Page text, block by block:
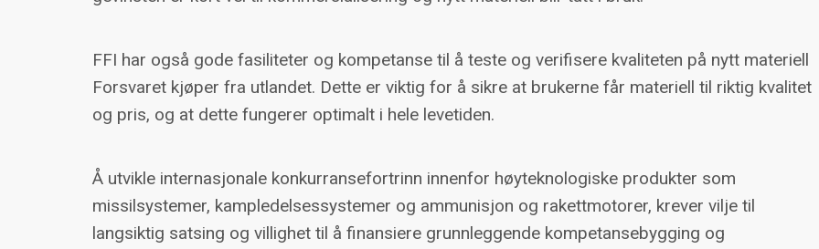
FFI har også gode fasiliteter og kompetanse til å teste og verifisere kvaliteten på nytt materiell
Forsvaret kjøper fra utlandet. Dette er viktig for å sikre at brukerne får materiell til riktig kvalitet
og pris, og at dette fungerer optimalt i hele levetiden.
Å utvikle internasjonale konkurransefortrinn innenfor høyteknologiske produkter som
missilsystemer, kampledelsessystemer og ammunisjon og rakettmotorer, krever vilje til
langsiktig satsing og villighet til å finansiere grunnleggende kompetansebygging og